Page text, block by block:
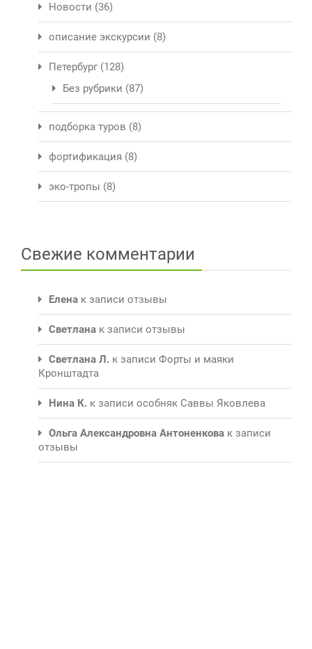
Новости (36)
описание экскурсии (8)
Петербург (128)
Без рубрики (87)
подборка туров (8)
фортификация (8)
эко-тропы (8)
Свежие комментарии
Елена к записи отзывы
Светлана к записи отзывы
Светлана Л. к записи Форты и маяки
Кронштадта
Нина К. к записи особняк Саввы Яковлева
Ольга Александровна Антоненкова к записи
отзывы